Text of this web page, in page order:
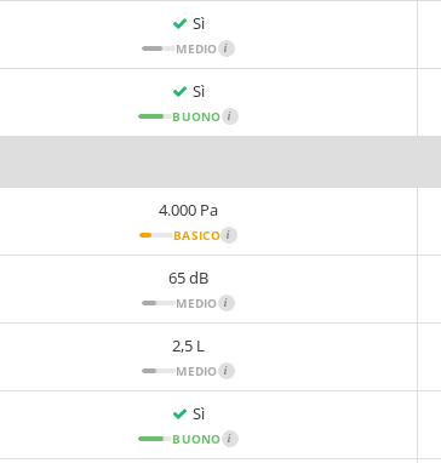
Sì
MEDIO i
Sì
BUONO i
4.000 Pa
BASICO i
65 dB
MEDIO i
2,5 L
MEDIO i
Sì
BUONO i